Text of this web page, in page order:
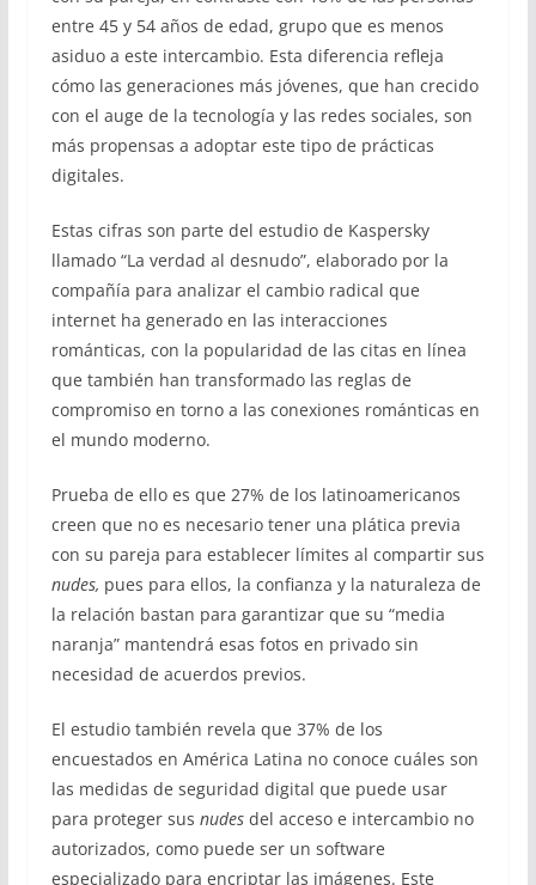
entre 45 y 54 años de edad, grupo que es menos
asiduo a este intercambio. Esta diferencia refleja
cómo las generaciones más jóvenes, que han crecido
con el auge de la tecnología y las redes sociales, son
más propensas a adoptar este tipo de prácticas
digitales.
Estas cifras son parte del estudio de Kaspersky
llamado “La verdad al desnudo”, elaborado por la
compañía para analizar el cambio radical que
internet ha generado en las interacciones
románticas, con la popularidad de las citas en línea
que también han transformado las reglas de
compromiso en torno a las conexiones románticas en
el mundo moderno.
Prueba de ello es que 27% de los latinoamericanos
creen que no es necesario tener una plática previa
con su pareja para establecer límites al compartir sus
nudes, pues para ellos, la confianza y la naturaleza de
la relación bastan para garantizar que su “media
naranja” mantendrá esas fotos en privado sin
necesidad de acuerdos previos.
El estudio también revela que 37% de los
encuestados en América Latina no conoce cuáles son
las medidas de seguridad digital que puede usar
para proteger sus nudes del acceso e intercambio no
autorizados, como puede ser un software
especializado para encriptar las imágenes. Este